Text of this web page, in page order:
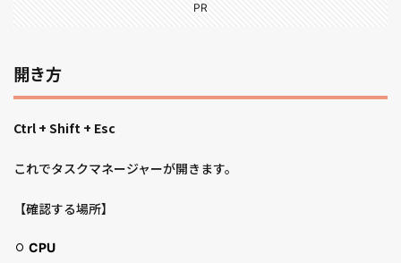
PR
開き方
Ctrl + Shift + Esc
これでタスクマネージャーが開きます。
【確認する場所】
CPU